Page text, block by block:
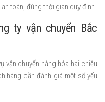
toàn, đúng thời gian quy định.
ty vận chuyển Bắc
chuyển hàng hóa hai chiều
hàng cần đánh giá một số yếu